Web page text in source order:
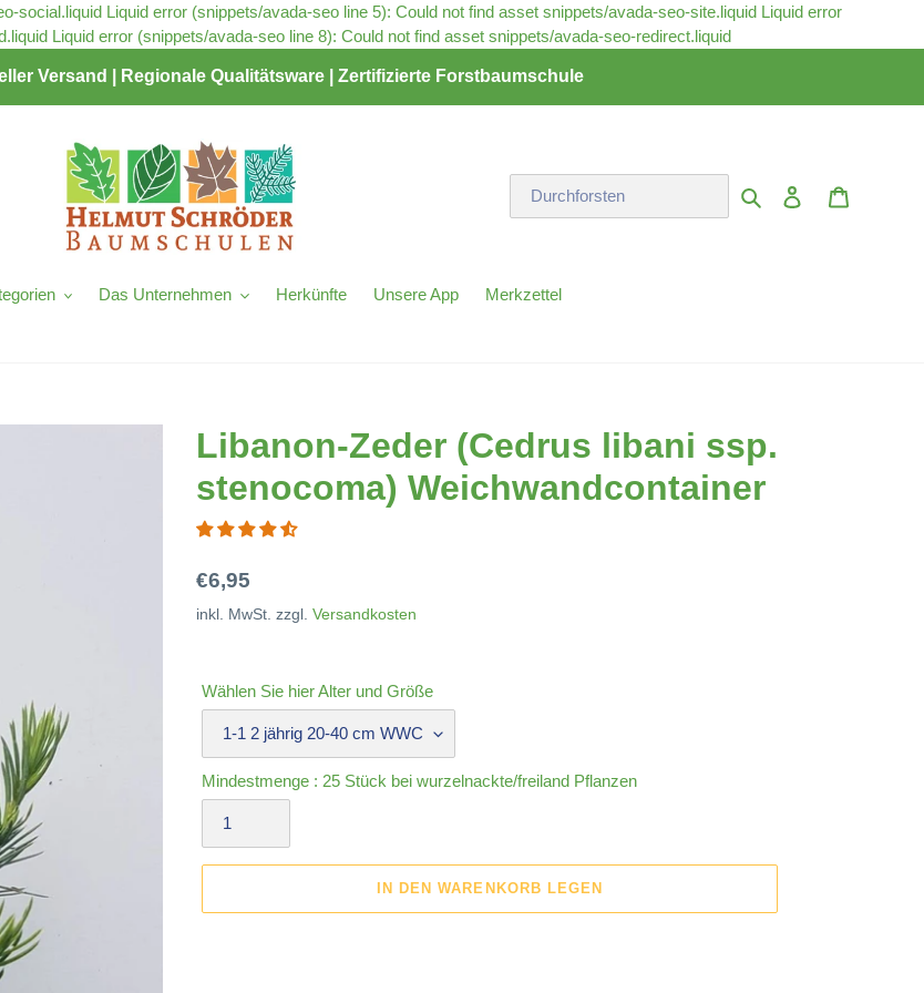
social.liquid Liquid error (snippets/avada-seo line 5): Could not find asset snippets/avada-seo-site.liquid Liquid error
Liquid error (snippets/avada-seo line 8): Could not find asset snippets/avada-seo-redirect.liquidDirekt
Versand | Regionale Qualitätsware | Zertifizierte Forstbaumschule
Suchen Einloggen
Das Unternehmen Herkünfte Unsere App Merkzettel
Libanon-Zeder (Cedrus libani ssp.
stenocoma) Weichwandcontainer
Normaler
Preis
€6,95
inkl. MwSt. zzgl. Versandkosten
Wählen Sie hier Alter und Größe
Mindestmenge : 25 Stück bei wurzelnackte/freiland Pflanzen
IN DEN WARENKORB LEGEN